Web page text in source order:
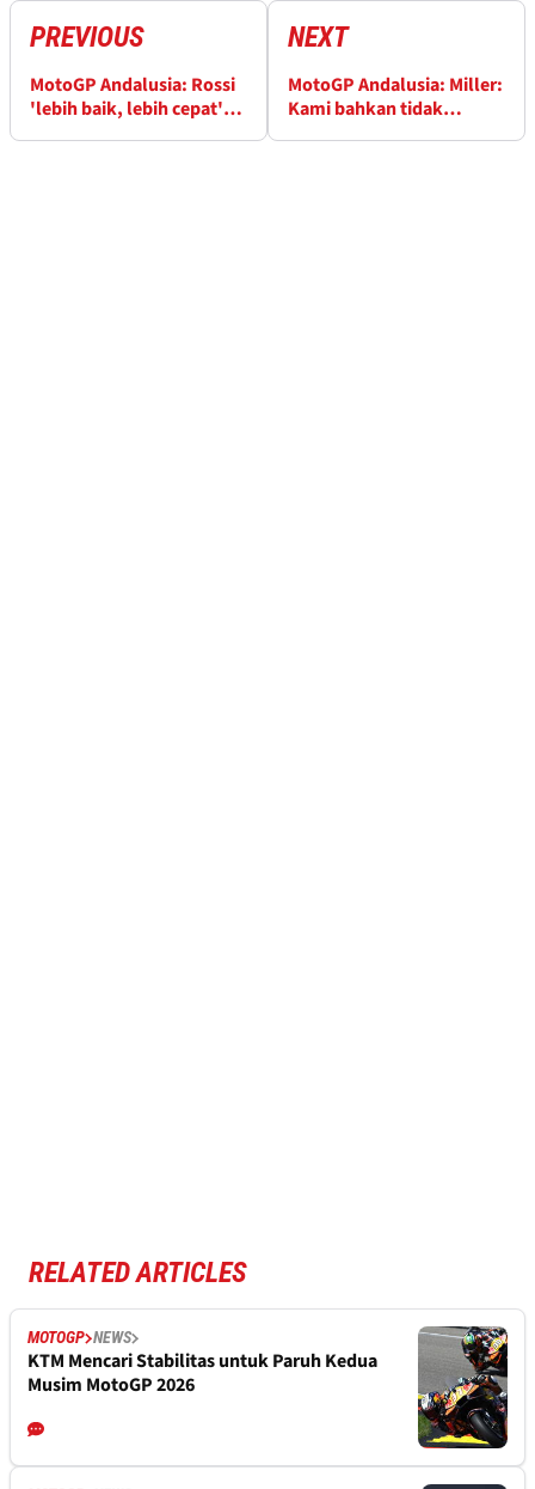
PREVIOUS
MotoGP Andalusia: Rossi
'lebih baik, lebih cepat'
NEXT
MotoGP Andalusia: Miller:
Kami bahkan tidak
RELATED ARTICLES
MOTOGP NEWS
KTM Mencari Stabilitas untuk Paruh Kedua
Musim MotoGP 2026